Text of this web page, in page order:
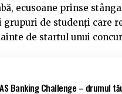
ecusoane prinse
grupuri de studenți care
de startul unui
Banking Challenge – drumul